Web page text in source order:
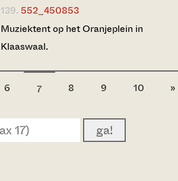
139. 552_450853
Muziektent op het Oranjeplein in
Klaaswaal.
6 7 8 9 10 »
ga!